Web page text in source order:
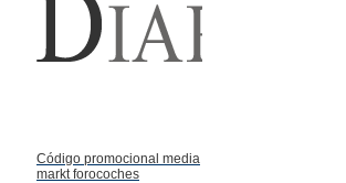
Código promocional media
markt forocoches